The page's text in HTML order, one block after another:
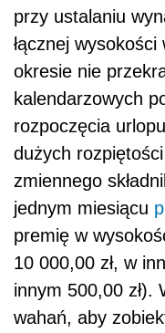
przy ustalaniu
łącznej wysokości
okresie nie
kalendarzowych
rozpoczęcia
dużych
zmiennego
jednym miesiącu
premię w
10 000,00 zł, w
innym 500,00 zł).
wahań, aby